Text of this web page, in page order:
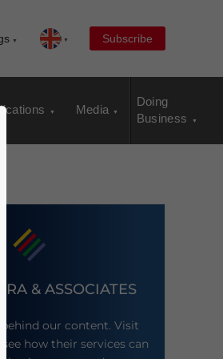
Subscribe
Media
Doing
Business
& ASSOCIATES
our content. Visit
how their services can